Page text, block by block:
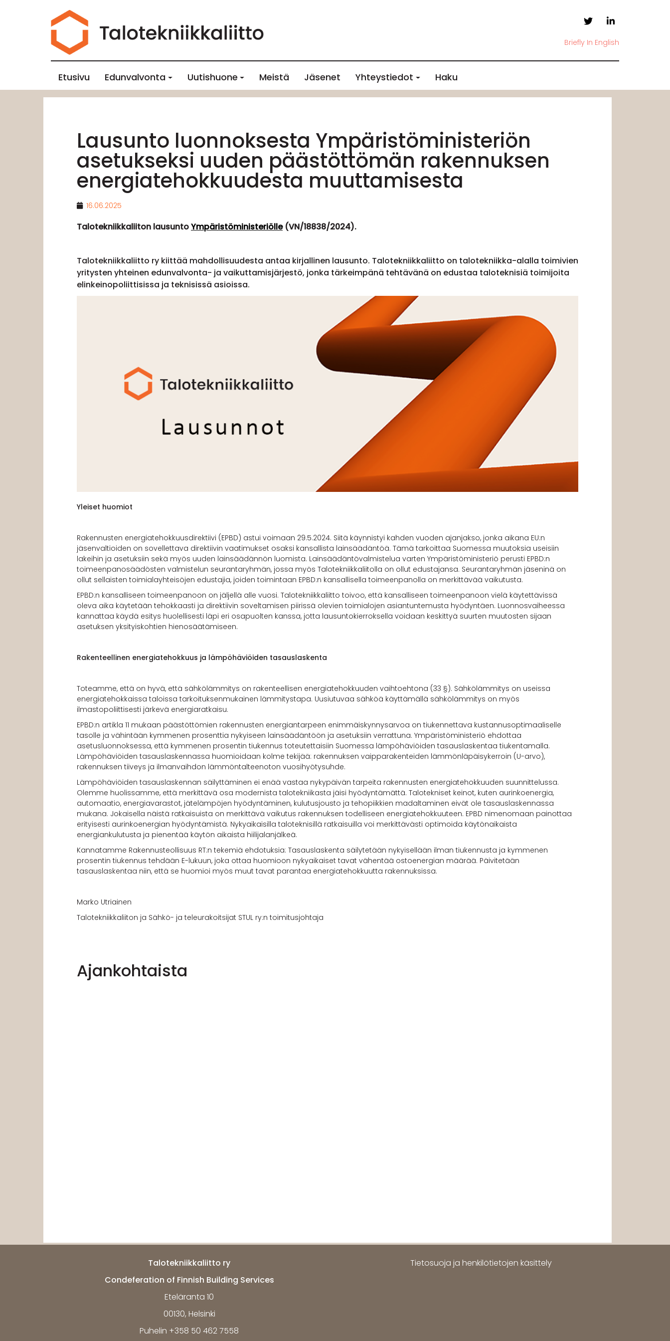
Briefly In English
Etusivu Edunvalvonta Uutishuone Meistä Jäsenet Yhteystiedot Haku
Lausunto luonnoksesta Ympäristöministeriön
asetukseksi uuden päästöttömän rakennuksen
energiatehokkuudesta muuttamisesta
16.06.2025
Talotekniikkaliiton lausuntoYmpäristöministeriölle(VN/18838/2024).
Talotekniikkaliitto ry kiittää mahdollisuudesta antaa kirjallinen lausunto. Talotekniikkaliitto on talotekniikka-alalla toimivien
yritysten yhteinen edunvalvonta- ja vaikuttamisjärjestö, jonka tärkeimpänä tehtävänä on edustaa taloteknisiä toimijoita
elinkeinopoliittisissa ja teknisissä asioissa.
Yleiset huomiot
Rakennusten energiatehokkuusdirektiivi (EPBD) astui voimaan 29.5.2024. Siitä käynnistyi kahden vuoden ajanjakso, jonka aikana EU:n
jäsenvaltioiden on sovellettava direktiivin vaatimukset osaksi kansallista lainsäädäntöä. Tämä tarkoittaa Suomessa muutoksia useisiin
lakeihin ja asetuksiin sekä myös uuden lainsäädännön luomista. Lainsäädäntövalmistelua varten Ympäristöministeriö perusti EPBD:n
toimeenpanosäädösten valmistelun seurantaryhmän, jossa myös Talotekniikkaliitolla on ollut edustajansa. Seurantaryhmän jäseninä on
ollut sellaisten toimialayhteisöjen edustajia, joiden toimintaan EPBD:n kansallisella toimeenpanolla on merkittävää vaikutusta.
EPBD:n kansalliseen toimeenpanoon on jäljellä alle vuosi. Talotekniikkaliitto toivoo, että kansalliseen toimeenpanoon vielä käytettävissä
oleva aika käytetään tehokkaasti ja direktiivin soveltamisen piirissä olevien toimialojen asiantuntemusta hyödyntäen. Luonnosvaiheessa
kannattaa käydä esitys huolellisesti läpi eri osapuolten kanssa, jotta lausuntokierroksella voidaan keskittyä suurten muutosten sijaan
asetuksen yksityiskohtien hienosäätämiseen.
Rakenteellinen energiatehokkuus ja lämpöhäviöiden tasauslaskenta
Toteamme, että on hyvä, että sähkölämmitys on rakenteellisen energiatehokkuuden vaihtoehtona (33 §). Sähkölämmitys on useissa
energiatehokkaissa taloissa tarkoituksenmukainen lämmitystapa. Uusiutuvaa sähköä käyttämällä sähkölämmitys on myös
ilmastopoliittisesti järkevä energiaratkaisu.
EPBD:n artikla 11 mukaan päästöttömien rakennusten energiantarpeen enimmäiskynnysarvoa on tiukennettava kustannusoptimaaliselle
tasolle ja vähintään kymmenen prosenttia nykyiseen lainsäädäntöön ja asetuksiin verrattuna. Ympäristöministeriö ehdottaa
asetusluonnoksessa, että kymmenen prosentin tiukennus toteutettaisiin Suomessa lämpöhäviöiden tasauslaskentaa tiukentamalla.
Lämpöhäviöiden tasauslaskennassa huomioidaan kolme tekijää: rakennuksen vaipparakenteiden lämmönläpäisykerroin (U-arvo),
rakennuksen tiiveys ja ilmanvaihdon lämmöntalteenoton vuosihyötysuhde.
Lämpöhäviöiden tasauslaskennan säilyttäminen ei enää vastaa nykypäivän tarpeita rakennusten energiatehokkuuden suunnittelussa.
Olemme huolissamme, että merkittävä osa modernista talotekniikasta jäisi hyödyntämättä. Talotekniset keinot, kuten aurinkoenergia,
automaatio, energiavarastot, jätelämpöjen hyödyntäminen, kulutusjousto ja tehopiikkien madaltaminen eivät ole tasauslaskennassa
mukana. Jokaisella näistä ratkaisuista on merkittävä vaikutus rakennuksen todelliseen energiatehokkuuteen. EPBD nimenomaan painottaa
erityisesti aurinkoenergian hyödyntämistä. Nykyaikaisilla taloteknisillä ratkaisuilla voi merkittävästi optimoida käytönaikaista
energiankulutusta ja pienentää käytön aikaista hiilijalanjälkeä.
Kannatamme Rakennusteollisuus RT:n tekemiä ehdotuksia: Tasauslaskenta säilytetään nykyisellään ilman tiukennusta ja kymmenen
prosentin tiukennus tehdään E-lukuun, joka ottaa huomioon nykyaikaiset tavat vähentää ostoenergian määrää. Päivitetään
tasauslaskentaa niin, että se huomioi myös muut tavat parantaa energiatehokkuutta rakennuksissa.
Marko Utriainen
Talotekniikkaliiton ja Sähkö- ja teleurakoitsijat STUL ry:n toimitusjohtaja
Ajankohtaista
Talotekniikkaliitto ry
Condeferation of Finnish Building Services
Eteläranta 10
00130, Helsinki
Puhelin +358 50 462 7558
Tietosuoja ja henkilötietojen käsittely